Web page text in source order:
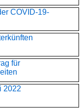
COVID-19-
für
2022